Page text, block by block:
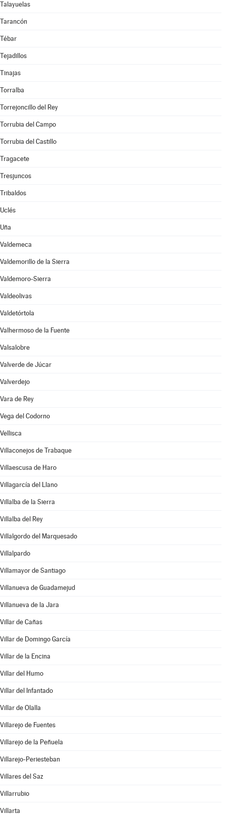
Talayuelas
Tarancón
Tébar
Tejadillos
Tinajas
Torralba
Torrejoncillo del Rey
Torrubia del Campo
Torrubia del Castillo
Tragacete
Tresjuncos
Tribaldos
Uclés
Uña
Valdemeca
Valdemorillo de la Sierra
Valdemoro-Sierra
Valdeolivas
Valdetórtola
Valhermoso de la Fuente
Valsalobre
Valverde de Júcar
Valverdejo
Vara de Rey
Vega del Codorno
Vellisca
Villaconejos de Trabaque
Villaescusa de Haro
Villagarcía del Llano
Villalba de la Sierra
Villalba del Rey
Villalgordo del Marquesado
Villalpardo
Villamayor de Santiago
Villanueva de Guadamejud
Villanueva de la Jara
Villar de Cañas
Villar de Domingo García
Villar de la Encina
Villar del Humo
Villar del Infantado
Villar de Olalla
Villarejo de Fuentes
Villarejo de la Peñuela
Villarejo-Periesteban
Villares del Saz
Villarrubio
Villarta